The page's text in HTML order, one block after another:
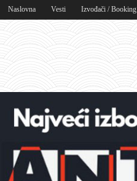
Naslovna Vesti Izvođači / Booking